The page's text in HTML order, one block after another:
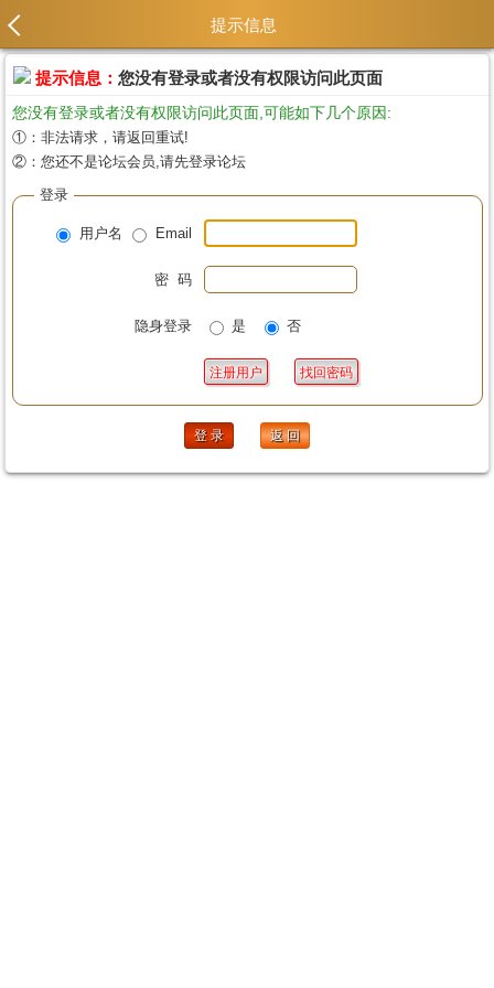
提示信息
提示信息： 您没有登录或者没有权限访问此页面
您没有登录或者没有权限访问此页面,可能如下几个原因:
①：非法请求，请返回重试!
②：您还不是论坛会员,请先登录论坛
登录
用户名 Email
密 码
隐身登录 是 否